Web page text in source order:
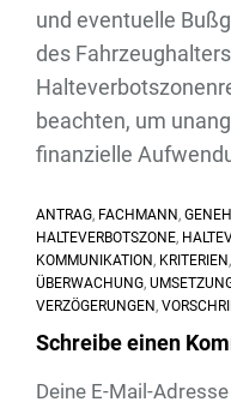
und eventuelle
des
beachten, um
finanzielle
ANTRAG, FACHMANN,
HALTEVERBOTSZONE,
KOMMUNIKATION, KRITERIEN,
ÜBERWACHUNG,
VERZÖGERUNGEN,
Schreibe einen
Deine E-Mail-